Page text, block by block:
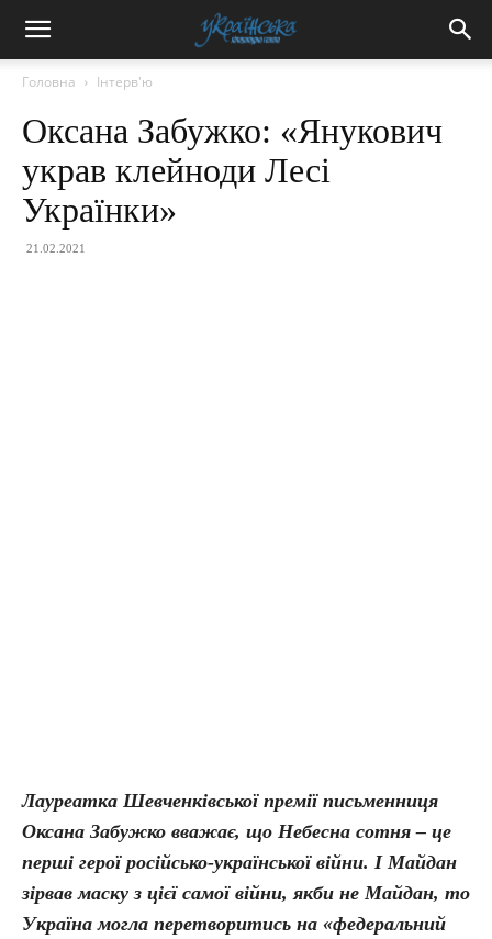
Головна Інтерв'ю
Оксана Забужко: «Янукович
украв клейноди Лесі
Українки»
21.02.2021
Лауреатка Шевченківської премії письменниця
Оксана Забужко вважає, що Небесна сотня – це
перші герої російсько-української війни. І Майдан
зірвав маску з цієї самої війни, якби не Майдан, то
Україна могла перетворитись на «федеральний